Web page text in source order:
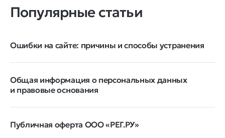
Популярные статьи
Ошибки на сайте: причины и способы устранения
Общая информация о персональных данных
и правовые основания
Публичная оферта ООО «РЕГ.РУ»